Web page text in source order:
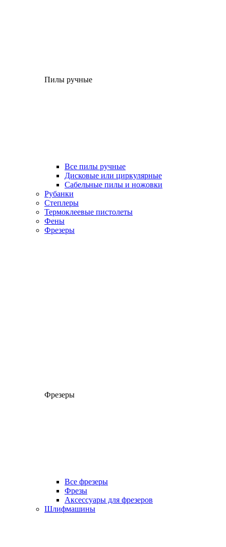
Пилы ручные
Все пилы ручные
Дисковые или циркулярные
Сабельные пилы и ножовки
Рубанки
Степлеры
Термоклеевые пистолеты
Фены
Фрезеры
Фрезеры
Все фрезеры
Фрезы
Аксессуары для фрезеров
Шлифмашины